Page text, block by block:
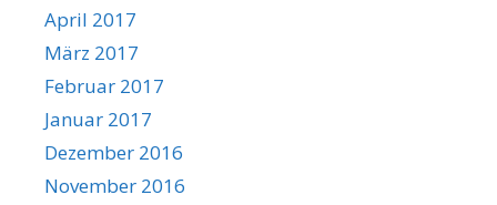
April 2017
März 2017
Februar 2017
Januar 2017
Dezember 2016
November 2016